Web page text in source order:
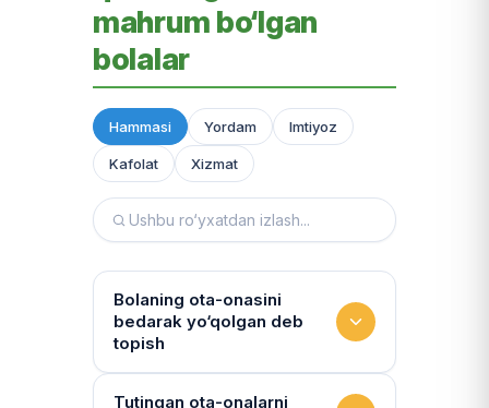
mahrum bo‘lgan
bolalar
Hammasi Yordam Imtiyoz
Kafolat Xizmat
Bolaning ota-onasini
bedarak yo‘qolgan deb
topish
Hujjatlarni tiklash xizmati
Tutingan ota-onalarni